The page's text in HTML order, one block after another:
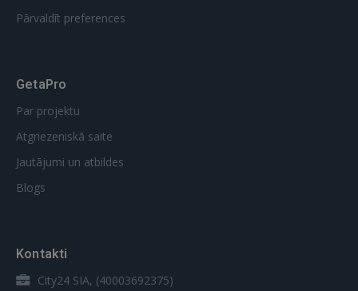
Pārvaldīt preferences
GetaPro
Par projektu
Atgriezeniskā saite
Jautājumi un atbildes
Blogs
Kontakti
City24 SIA, (40003692375)